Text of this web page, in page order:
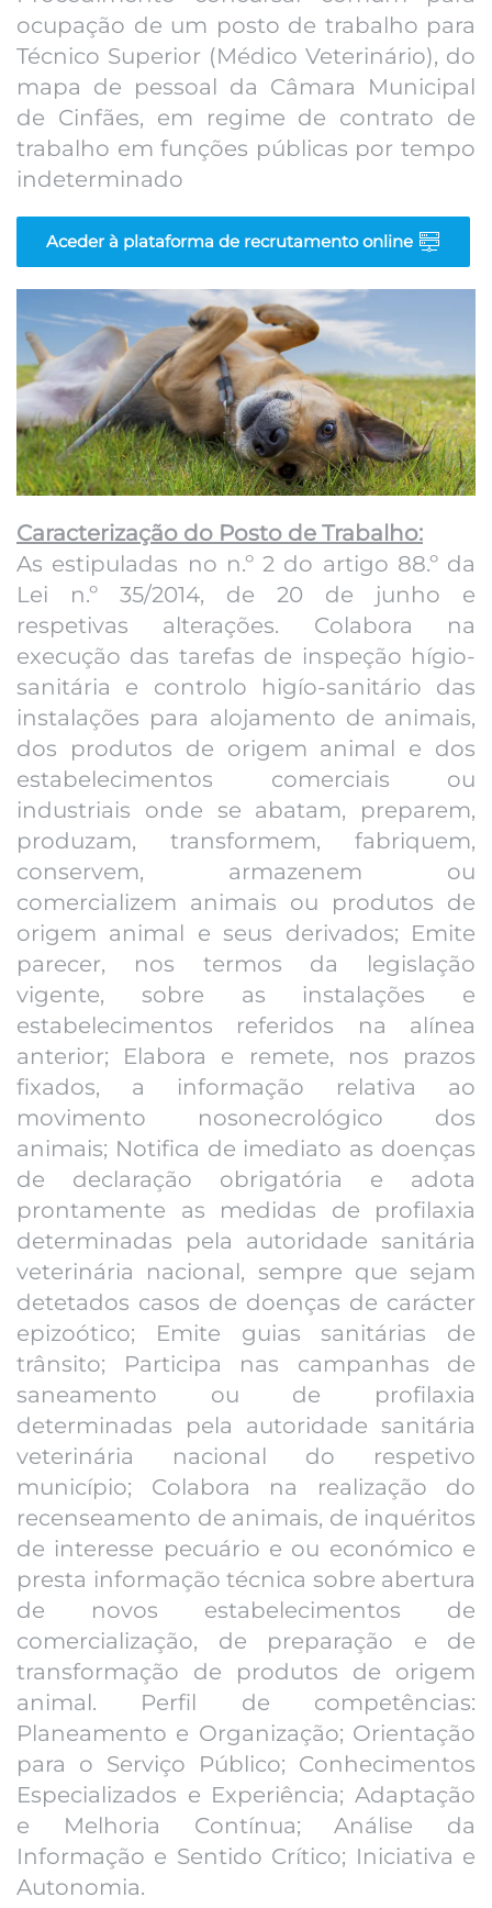
ocupação de um posto de trabalho para
Técnico Superior (Médico Veterinário), do
mapa de pessoal da Câmara Municipal
de Cinfães, em regime de contrato de
trabalho em funções públicas por tempo
indeterminado
Aceder à plataforma de recrutamento online
Caracterização do Posto de Trabalho:
As estipuladas no n.º 2 do artigo 88.º da
Lei n.º 35/2014, de 20 de junho e
respetivas alterações. Colabora na
execução das tarefas de inspeção hígio-
sanitária e controlo higío-sanitário das
instalações para alojamento de animais,
dos produtos de origem animal e dos
estabelecimentos comerciais ou
industriais onde se abatam, preparem,
produzam, transformem, fabriquem,
conservem, armazenem ou
comercializem animais ou produtos de
origem animal e seus derivados; Emite
parecer, nos termos da legislação
vigente, sobre as instalações e
estabelecimentos referidos na alínea
anterior; Elabora e remete, nos prazos
fixados, a informação relativa ao
movimento nosonecrológico dos
animais; Notifica de imediato as doenças
de declaração obrigatória e adota
prontamente as medidas de profilaxia
determinadas pela autoridade sanitária
veterinária nacional, sempre que sejam
detetados casos de doenças de carácter
epizoótico; Emite guias sanitárias de
trânsito; Participa nas campanhas de
saneamento ou de profilaxia
determinadas pela autoridade sanitária
veterinária nacional do respetivo
município; Colabora na realização do
recenseamento de animais, de inquéritos
de interesse pecuário e ou económico e
presta informação técnica sobre abertura
de novos estabelecimentos de
comercialização, de preparação e de
transformação de produtos de origem
animal. Perfil de competências:
Planeamento e Organização; Orientação
para o Serviço Público; Conhecimentos
Especializados e Experiência; Adaptação
e Melhoria Contínua; Análise da
Informação e Sentido Crítico; Iniciativa e
Autonomia.